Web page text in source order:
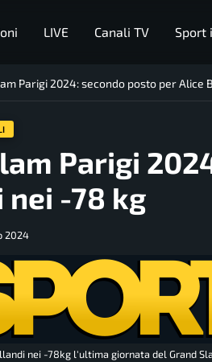
LIVE Canali TV Sport
Parigi 2024: secondo posto per Alice
Parigi
-78 kg
2024
nei -78kg l'ultima giornata del Grand